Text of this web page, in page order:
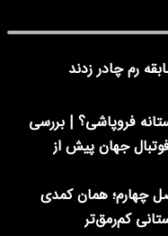
رم چادر زدند
فروپاشی؟ | بررسی
جهان پیش از
چهارم؛ همان کمدی
کم‌رمق‌تر